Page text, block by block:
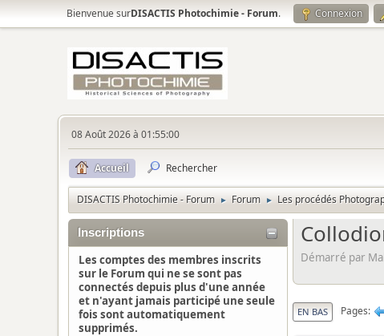
Bienvenue surDISACTIS Photochimie - Forum. Connexion
08 Août 2026 à 01:55:00
Accueil Rechercher
DISACTIS Photochimie - Forum ► Forum ► Les procédés
Inscriptions
Les comptes des membres inscrits
sur le Forum qui ne se sont pas
connectés depuis plus d'une année
et n'ayant jamais participé une seule
fois sont automatiquement
supprimés.
Démarré par
EN BAS Pages